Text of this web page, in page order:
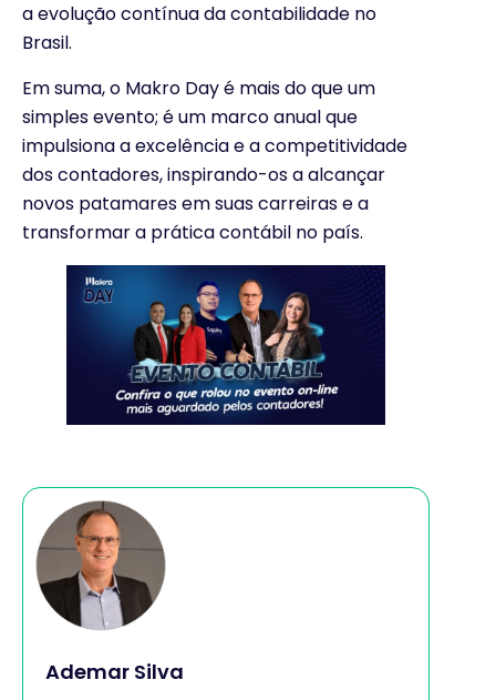
a evolução contínua da contabilidade no
Brasil.
Em suma, o Makro Day é mais do que um
simples evento; é um marco anual que
impulsiona a excelência e a competitividade
dos contadores, inspirando-os a alcançar
novos patamares em suas carreiras e a
transformar a prática contábil no país.
Ademar Silva